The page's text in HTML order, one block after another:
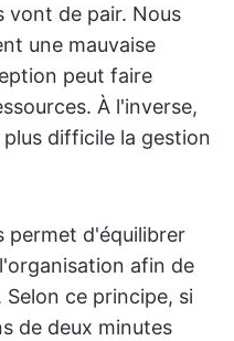
vont de pair. Nous
une mauvaise
peut faire
À l'inverse,
difficile la gestion
permet d'équilibrer
afin de
ce principe, si
de deux minutes